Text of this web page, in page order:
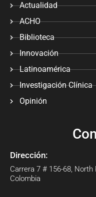
Actualidad
ACHO
Biblioteca
Innovación
Latinoamérica
Investigación Clínica
Opinión
Dirección:
Carrera 7 # 156-68,
Colombia